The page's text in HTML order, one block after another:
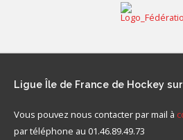
Ligue Île de France de Hockey
Vous pouvez nous contacter par mail à
par téléphone au 01.46.89.49.73